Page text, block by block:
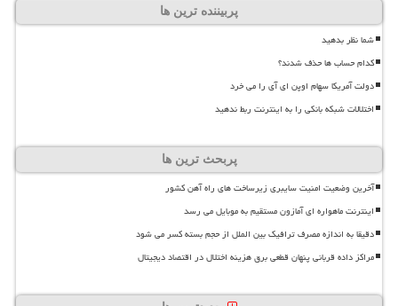
پربیننده ترین ها
شما نظر بدهید
کدام حساب ها حذف شدند؟
دولت آمریکا سهام اوپن ای آی را می خرد
اختلالات شبکه بانکی را به اینترنت ربط ندهید
پربحث ترین ها
آخرین وضعیت امنیت سایبری زیرساخت های راه آهن کشور
اینترنت ماهواره ای آمازون مستقیم به موبایل می رسد
دقیقا به اندازه مصرف ترافیک بین الملل از حجم بسته کسر می شود
مراکز داده قربانی پنهان قطعی برق هزینه اختلال در اقتصاد دیجیتال